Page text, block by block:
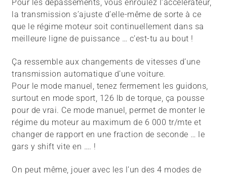
Pour les dépassements, vous enroulez l’accélérateur,
la transmission s’ajuste d’elle-même de sorte à ce
que le régime moteur soit continuellement dans sa
meilleure ligne de puissance … c’est-tu au bout !
Ça ressemble aux changements de vitesses d’une
transmission automatique d’une voiture.
Pour le mode manuel, tenez fermement les guidons,
surtout en mode sport, 126 lb de torque, ça pousse
pour de vrai. Ce mode manuel, permet de monter le
régime du moteur au maximum de 6 000 tr/mte et
changer de rapport en une fraction de seconde … le
gars y shift vite en …. !
On peut même, jouer avec les l’un des 4 modes de